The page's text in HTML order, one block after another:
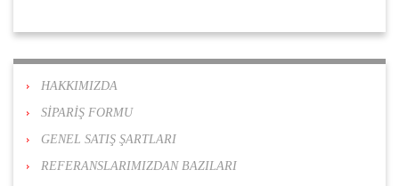
HAKKIMIZDA
SİPARİŞ FORMU
GENEL SATIŞ ŞARTLARI
REFERANSLARIMIZDAN BAZILARI